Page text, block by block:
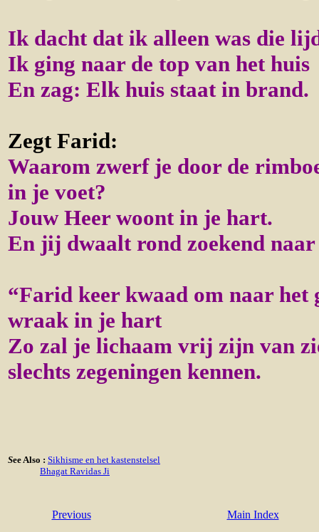
Ik dacht dat ik alleen was die
Ik ging naar de top van het huis
En zag: Elk huis staat in brand.
Zegt Farid:
Waarom zwerf je door de
in je voet?
Jouw Heer woont in je hart.
En jij dwaalt rond zoekend
“Farid keer kwaad om naar het
wraak in je hart
Zo zal je lichaam vrij zijn van
slechts zegeningen kennen.
See Also : Sikhisme en het kastenstelsel
Bhagat Ravidas Ji
Previous Main Index